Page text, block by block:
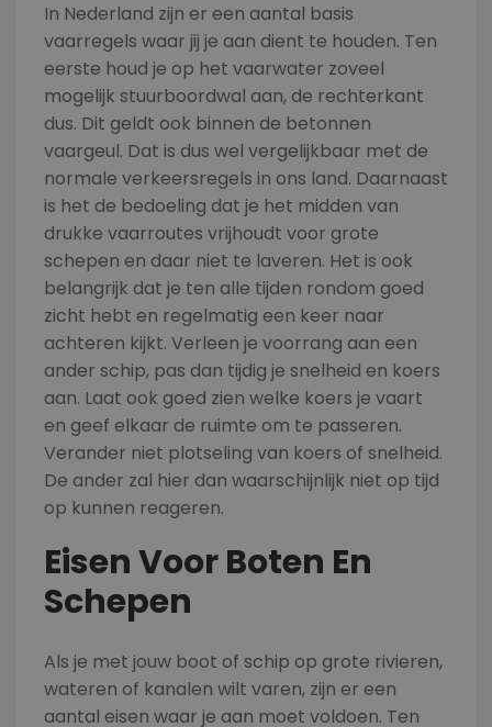
In Nederland zijn er een aantal basis
vaarregels waar jij je aan dient te houden. Ten
eerste houd je op het vaarwater zoveel
mogelijk stuurboordwal aan, de rechterkant
dus. Dit geldt ook binnen de betonnen
vaargeul. Dat is dus wel vergelijkbaar met de
normale verkeersregels in ons land. Daarnaast
is het de bedoeling dat je het midden van
drukke vaarroutes vrijhoudt voor grote
schepen en daar niet te laveren. Het is ook
belangrijk dat je ten alle tijden rondom goed
zicht hebt en regelmatig een keer naar
achteren kijkt. Verleen je voorrang aan een
ander schip, pas dan tijdig je snelheid en koers
aan. Laat ook goed zien welke koers je vaart
en geef elkaar de ruimte om te passeren.
Verander niet plotseling van koers of snelheid.
De ander zal hier dan waarschijnlijk niet op tijd
op kunnen reageren.
Eisen Voor Boten En
Schepen
Als je met jouw boot of schip op grote rivieren,
wateren of kanalen wilt varen, zijn er een
aantal eisen waar je aan moet voldoen. Ten